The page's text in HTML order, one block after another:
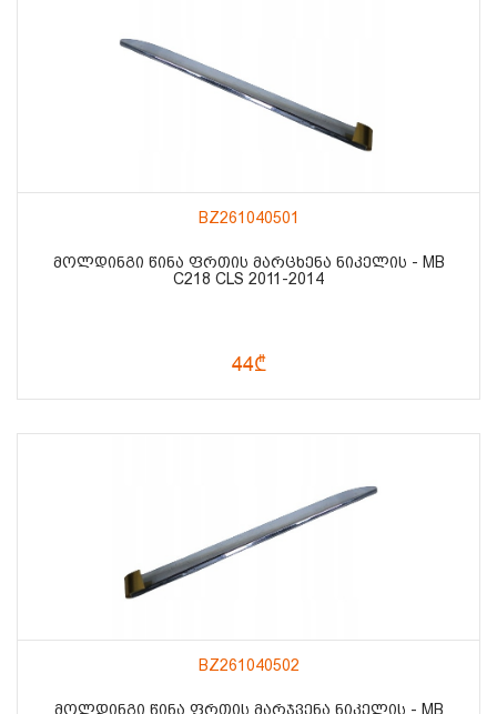
BZ261040501
ᲛᲝᲚᲓᲘᲜᲒᲘ ᲬᲘᲜᲐ ᲤᲠᲗᲘᲡ ᲛᲐᲠᲪᲮᲔᲜᲐ ᲜᲘᲙᲔᲚᲘᲡ - MB
C218 CLS 2011-2014
44₾
BZ261040502
ᲛᲝᲚᲓᲘᲜᲒᲘ ᲬᲘᲜᲐ ᲤᲠᲗᲘᲡ ᲛᲐᲠᲯᲕᲔᲜᲐ ᲜᲘᲙᲔᲚᲘᲡ - MB